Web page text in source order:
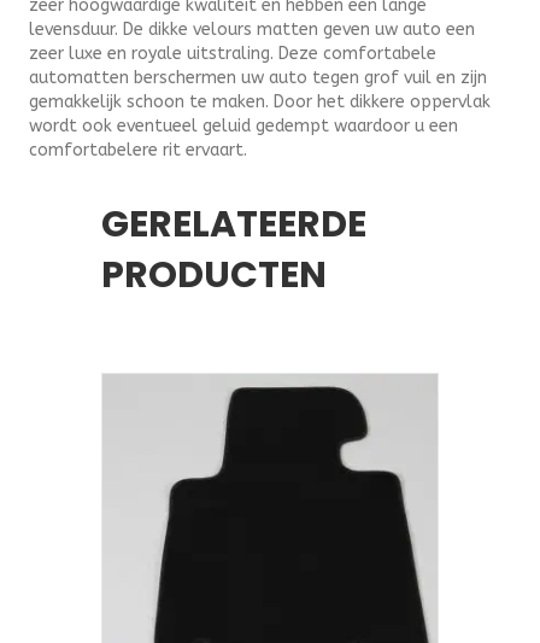
zeer hoogwaardige kwaliteit en hebben een lange
levensduur. De dikke velours matten geven uw auto een
zeer luxe en royale uitstraling. Deze comfortabele
automatten berschermen uw auto tegen grof vuil en zijn
gemakkelijk schoon te maken. Door het dikkere oppervlak
wordt ook eventueel geluid gedempt waardoor u een
comfortabelere rit ervaart.
GERELATEERDE
PRODUCTEN